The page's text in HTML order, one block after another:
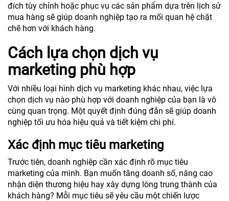
đích tùy chỉnh hoặc phục vụ các sản phẩm dựa trên lịch sử
mua hàng sẽ giúp doanh nghiệp tạo ra mối quan hệ chặt
chẽ hơn với khách hàng.
Cách lựa chọn dịch vụ
marketing phù hợp
Với nhiều loại hình dịch vụ marketing khác nhau, việc lựa
chọn dịch vụ nào phù hợp với doanh nghiệp của bạn là vô
cùng quan trọng. Một quyết định đúng đắn sẽ giúp doanh
nghiệp tối ưu hóa hiệu quả và tiết kiệm chi phí.
Xác định mục tiêu marketing
Trước tiên, doanh nghiệp cần xác định rõ mục tiêu
marketing của mình. Bạn muốn tăng doanh số, nâng cao
nhận diện thương hiệu hay xây dựng lòng trung thành của
khách hàng? Mỗi mục tiêu sẽ yêu cầu một chiến lược